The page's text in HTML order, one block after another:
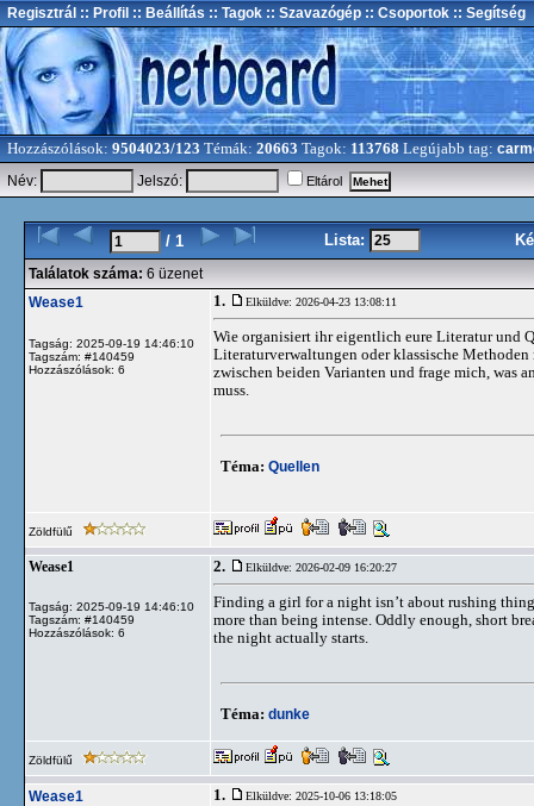
Regisztrál :: Profil :: Beállítás :: Tagok :: Szavazógép :: Csoportok :: Segítség
Hozzászólások: 9504023/123 Témák: 20663 Tagok: 113768 Legújabb tag:
Név:
Jelszó: Eltárol
/ 1 Lista:
Találatok száma: 6 üzenet
Wease1
Tagság: 2025-09-19 14:46:10
Tagszám: #140459
Hozzászólások: 6
1. Elküldve: 2026-04-23 13:08:11
Wie organisiert ihr eigentlich eure Literatur und
Literaturverwaltungen oder klassische
zwischen beiden Varianten und frage mich, was
muss.
Téma: Quellen
Zöldfülű
Wease1
Tagság: 2025-09-19 14:46:10
Tagszám: #140459
Hozzászólások: 6
2. Elküldve: 2026-02-09 16:20:27
Finding a girl for a night isn’t about rushing
more than being intense. Oddly enough, short
the night actually starts.
Téma: dunke
Zöldfülű
Wease1 1. Elküldve: 2025-10-06 13:18:05